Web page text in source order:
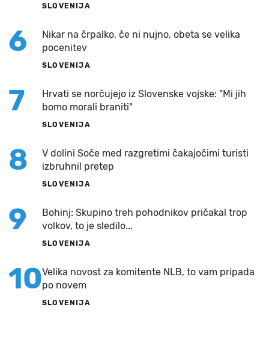
SLOVENIJA
6
Nikar na črpalko, če ni nujno, obeta se velika
pocenitev
SLOVENIJA
7
Hrvati se norčujejo iz Slovenske vojske: "Mi jih
bomo morali braniti"
SLOVENIJA
8
V dolini Soče med razgretimi čakajočimi turisti
izbruhnil pretep
SLOVENIJA
9
Bohinj: Skupino treh pohodnikov pričakal trop
volkov, to je sledilo...
SLOVENIJA
10Velika novost za komitente NLB, to vam pripada
po novem
SLOVENIJA